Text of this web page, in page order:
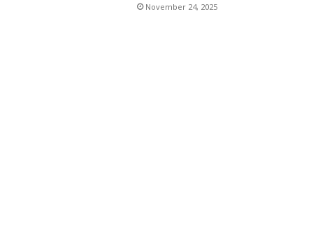
November 24, 2025